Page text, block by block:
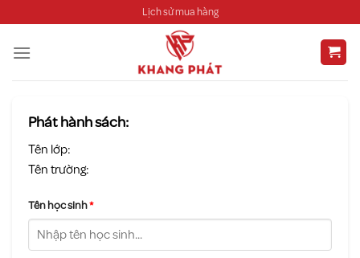
đến
nội
Lịch sử mua hàng
Phát hành sách:
Tên lớp:
Tên trường:
Tên học sinh*